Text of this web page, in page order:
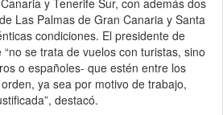
y Tenerife Sur, con además dos
Las Palmas de Gran Canaria y Santa
condiciones. El presidente de
se trata de vuelos con turistas, sino
o españoles- que estén entre los
ya sea por motivo de trabajo,
destacó.